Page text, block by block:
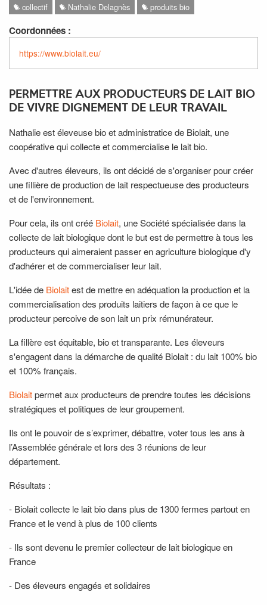
collectif
Nathalie Delagnès produits bio
Coordonnées :
https://www.biolait.eu/
PERMETTRE AUX PRODUCTEURS DE LAIT BIO
DE VIVRE DIGNEMENT DE LEUR TRAVAIL
Nathalie est éleveuse bio et administratice de Biolait, une
coopérative qui collecte et commercialise le lait bio.
Avec d'autres éleveurs, ils ont décidé de s'organiser pour créer
une fillière de production de lait respectueuse des producteurs
et de l'environnement.
Pour cela, ils ont créé Biolait, une Société spécialisée dans la
collecte de lait biologique dont le but est de permettre à tous les
producteurs qui aimeraient passer en agriculture biologique d'y
d'adhérer et de commercialiser leur lait.
L'idée de Biolaitest de mettre en adéquation la production et la
commercialisation des produits laitiers de façon à ce que le
producteur percoive de son lait un prix rémunérateur.
La fillère est équitable, bio et transparante. Les éleveurs
s'engagent dans la démarche de qualité Biolait : du lait 100% bio
et 100% français.
Biolaitpermet aux producteurs de prendre toutes les décisions
stratégiques et politiques de leur groupement.
Ils ont le pouvoir de s’exprimer, débattre, voter tous les ans à
l’Assemblée générale et lors des 3 réunions de leur
département.
Résultats :
- Biolait collecte le lait bio dans plus de 1300 fermes partout en
France et le vend à plus de 100 clients
- Ils sont devenu le premier collecteur de lait biologique en
France
- Des éleveurs engagés et solidaires